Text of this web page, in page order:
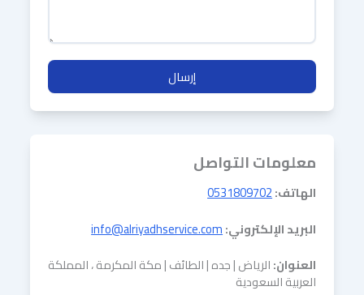
إرسال
معلومات التواصل
الهاتف:0531809702
البريد الإلكتروني:info@alriyadhservice.com
العنوان:الرياض | جده | الطائف | مكة المكرمة ، المملكة
العربية السعودية